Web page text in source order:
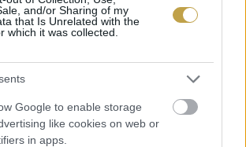
and/or Sharing of my
that Is Unrelated with the
which it was collected.
Google to enable storage
like cookies on web or
in apps.
Nirmantha